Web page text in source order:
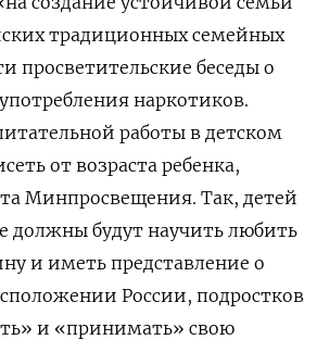
традиционных семейных
просветительские беседы о
наркотиков.
работы в детском
от возраста ребенка,
Минпросвещения. Так, детей
должны будут научить любить
и иметь представление о
России, подростков
и «принимать» свою